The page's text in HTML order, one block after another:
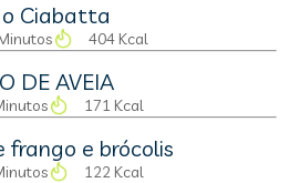
Ciabatta
404 Kcal
DE AVEIA
171 Kcal
frango e brócolis
122 Kcal